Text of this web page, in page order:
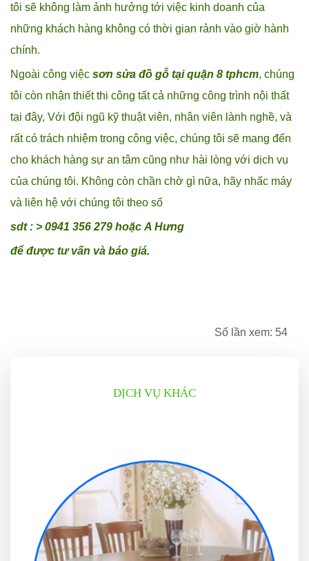
tôi sẽ không làm ảnh hưởng tới việc kinh doanh của
những khách hàng không có thời gian rảnh vào giờ hành
chính.
Ngoài công việc sơn sửa đồ gỗ tại quận 8 tphcm, chúng
tôi còn nhận thiết thi công tất cả những công trình nội thất
tại đây, Với đội ngũ kỹ thuật viên, nhân viên lành nghề, và
rất có trách nhiệm trong công việc, chúng tôi sẽ mang đến
cho khách hàng sự an tâm cũng như hài lòng với dịch vụ
của chúng tôi. Không còn chần chờ gì nữa, hãy nhấc máy
và liên hệ với chúng tôi theo số
sdt : > 0941 356 279 hoặc A Hưng
để được tư vấn và báo giá.
Số lần xem: 54
DỊCH VỤ KHÁC